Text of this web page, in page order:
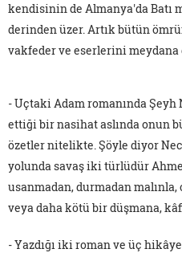
kendisinin de Almanya'da Batı
derinden üzer. Artık bütün
vakfeder ve eserlerini
- Uçtaki Adam romanında
ettiği bir nasihat aslında onun
özetler nitelikte. Şöyle diyor
yolunda savaş iki türlüdür
usanmadan, durmadan
veya daha kötü bir düşmana,
- Yazdığı iki roman ve üç